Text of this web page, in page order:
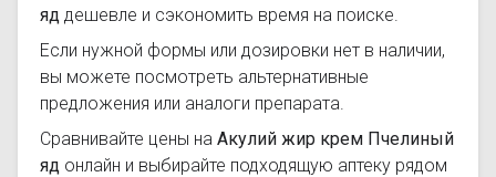
яд дешевле и сэкономить время на поиске.
Если нужной формы или дозировки нет в наличии,
вы можете посмотреть альтернативные
предложения или аналоги препарата.
Сравнивайте цены на Акулий жир крем Пчелиный
яд онлайн и выбирайте подходящую аптеку рядом